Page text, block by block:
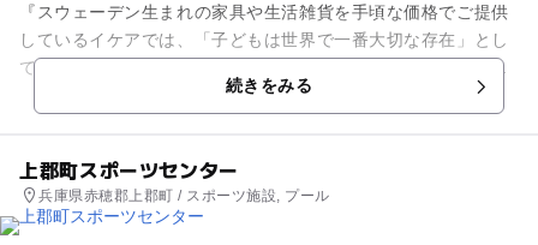
『スウェーデン生まれの家具や生活雑貨を手頃な価格でご提供
しているイケアでは、「子どもは世界で一番大切な存在」とし
て、子どもたちに安全で安心な商品もたくさん取り揃えていま
続きをみる
上郡町スポーツセンター
兵庫県赤穂郡上郡町 / スポーツ施設, プール